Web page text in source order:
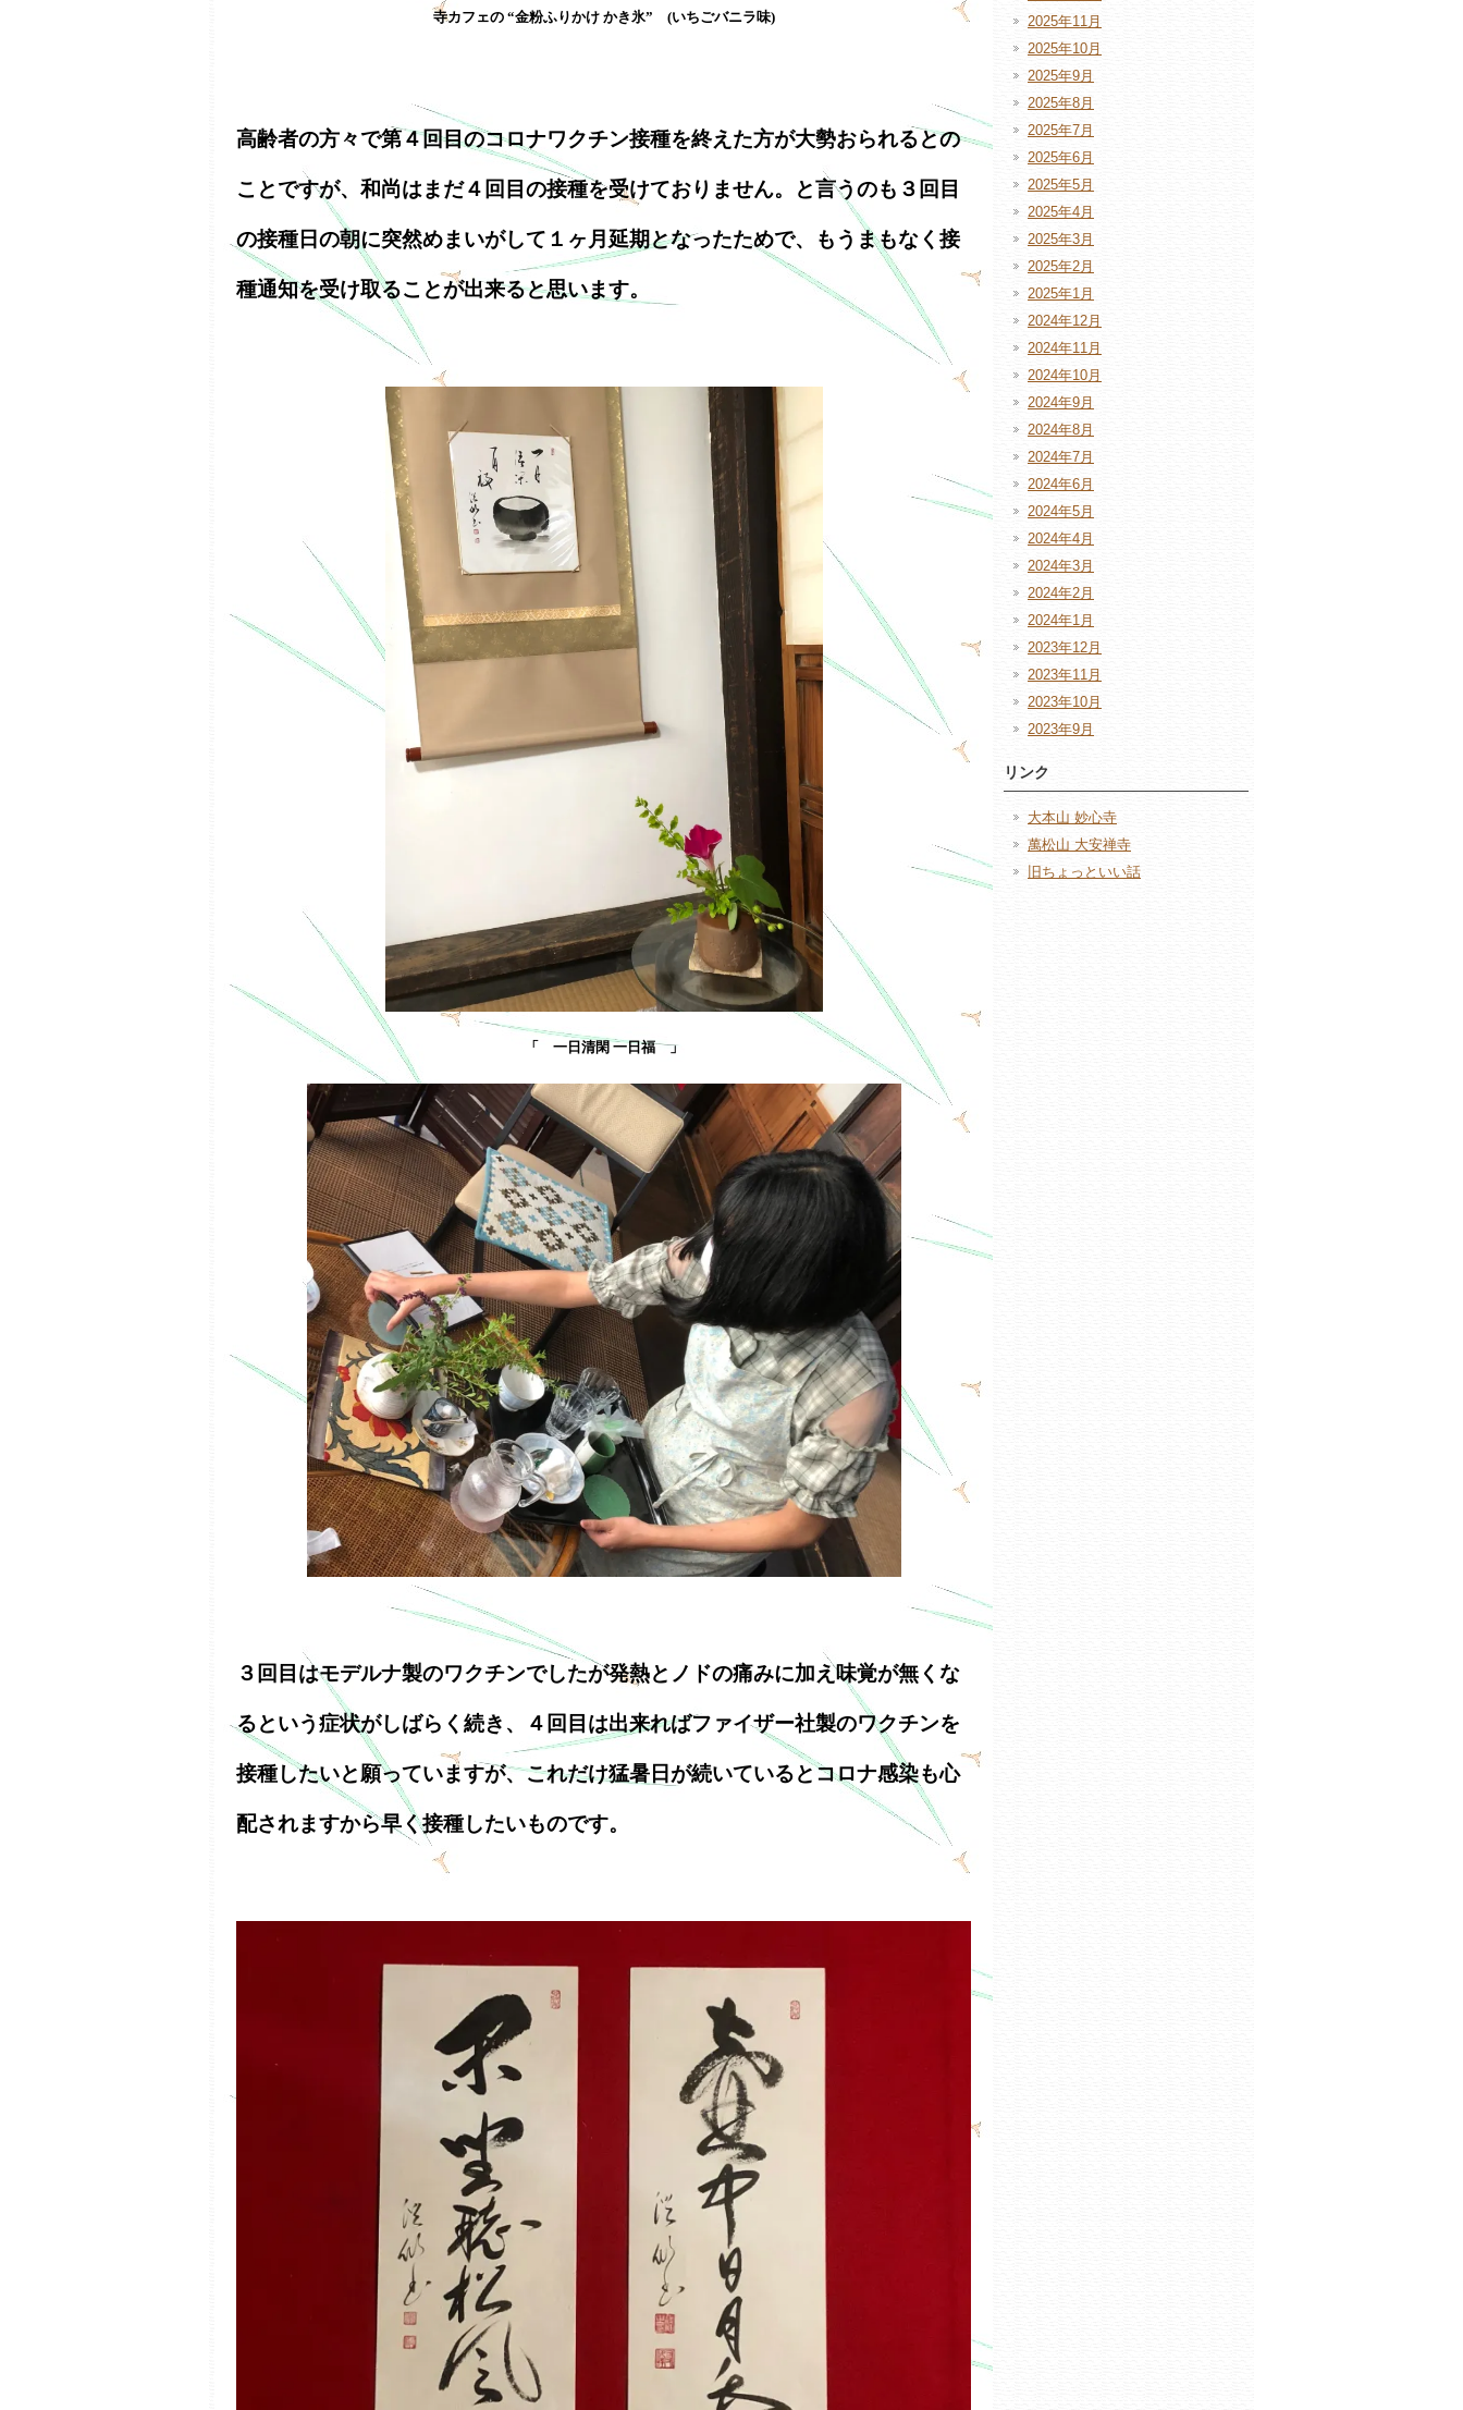
寺カフェの “金粉ふりかけ かき氷” (いちごバニラ味)
高齢者の方々で第４回目のコロナワクチン接種を終えた方が大勢おられるとの
ことですが、和尚はまだ４回目の接種を受けておりません。と言うのも３回目
の接種日の朝に突然めまいがして１ヶ月延期となったためで、もうまもなく接
種通知を受け取ることが出来ると思います。
「 一日清閑 一日福 」
３回目はモデルナ製のワクチンでしたが発熱とノドの痛みに加え味覚が無くな
るという症状がしばらく続き、４回目は出来ればファイザー社製のワクチンを
接種したいと願っていますが、これだけ猛暑日が続いているとコロナ感染も心
配されますから早く接種したいものです。
2025年11月
2025年10月
2025年9月
2025年8月
2025年7月
2025年6月
2025年5月
2025年4月
2025年3月
2025年2月
2025年1月
2024年12月
2024年11月
2024年10月
2024年9月
2024年8月
2024年7月
2024年6月
2024年5月
2024年4月
2024年3月
2024年2月
2024年1月
2023年12月
2023年11月
2023年10月
2023年9月
リンク
大本山 妙心寺
萬松山 大安禅寺
旧ちょっといい話